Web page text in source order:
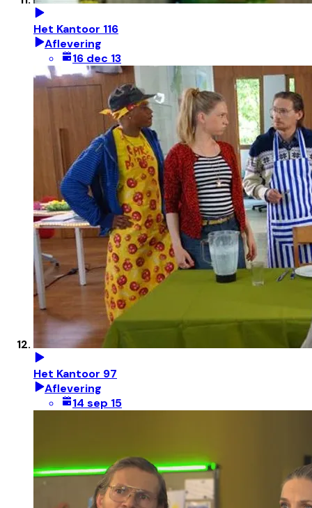
Het Kantoor 116
Aflevering
16 dec 13
Het Kantoor 97
Aflevering
14 sep 15